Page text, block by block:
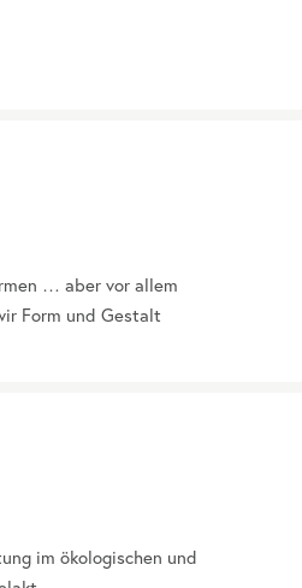
… aber vor allem
Form und Gestalt
im ökologischen und